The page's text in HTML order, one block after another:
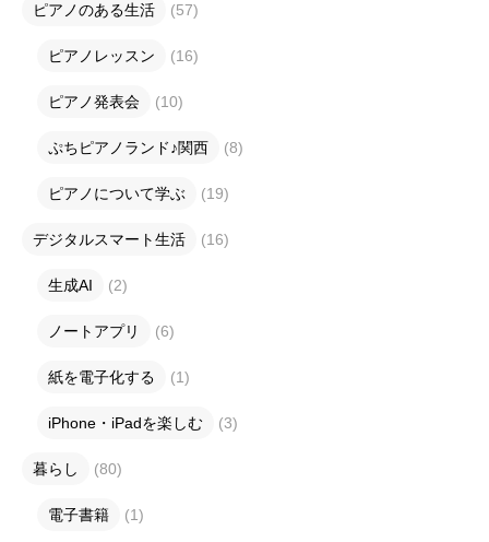
ピアノのある生活 (57)
ピアノレッスン (16)
ピアノ発表会 (10)
ぷちピアノランド♪関西 (8)
ピアノについて学ぶ (19)
デジタルスマート生活 (16)
生成AI (2)
ノートアプリ (6)
紙を電子化する (1)
iPhone・iPadを楽しむ (3)
暮らし (80)
電子書籍 (1)